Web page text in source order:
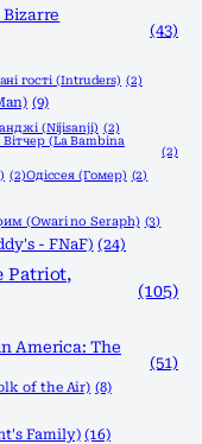
(43)
гості (Intruders) (2)
(9)
(Nijisanji) (2)
(La Bambina
(2)
(2)Одіссея (Гомер) (2)
(Owari no Seraph) (3)
- FNaF) (24)
Patriot,
(105)
America: The
(51)
of the Air) (8)
Family) (16)